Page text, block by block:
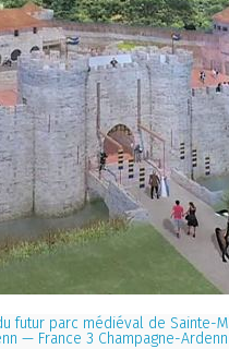
futur parc médiéval de Sainte-
— France 3 Champagne-